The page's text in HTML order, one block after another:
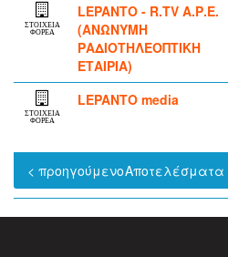
ΣΤΟΙΧΕΙΑ
ΦΟΡΕΑ
LEPANTO - R.TV Α.Ρ.Ε.
(ΑΝΩΝΥΜΗ
ΡΑΔΙΟΤΗΛΕΟΠΤΙΚΗ
ΕΤΑΙΡΙΑ)
ΣΤΟΙΧΕΙΑ
ΦΟΡΕΑ
LEPANTO media
Αποτελέσματα
< προηγούμενο